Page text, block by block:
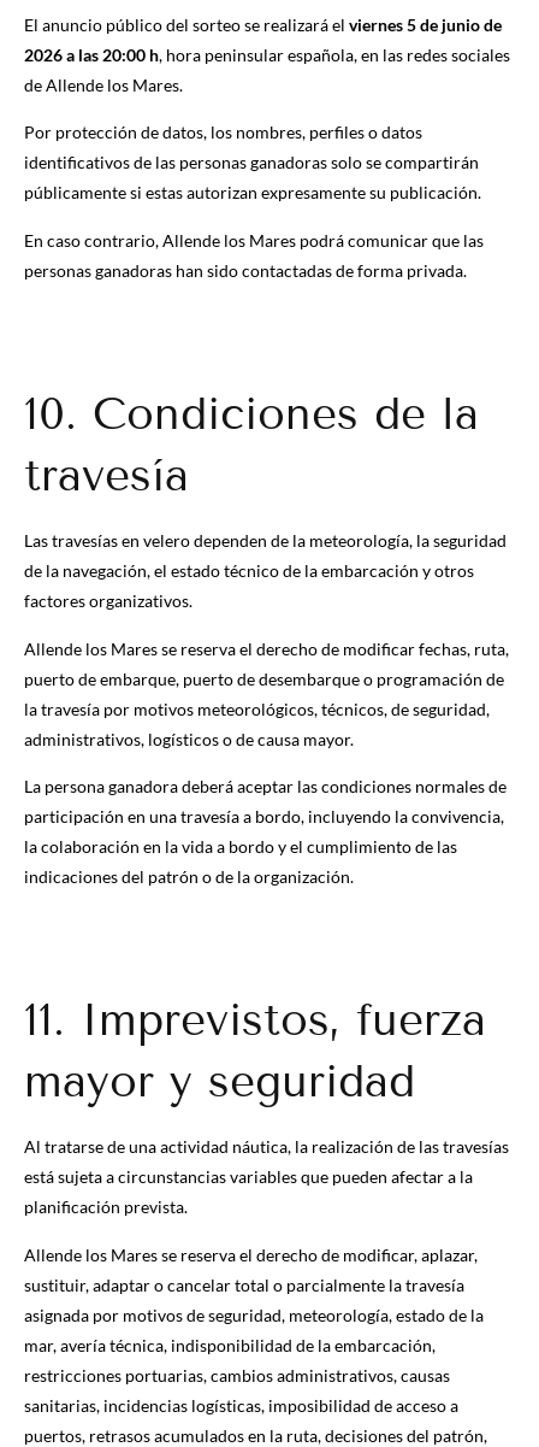
El anuncio público del sorteo se realizará el viernes 5 de junio de
2026 a las 20:00 h, hora peninsular española, en las redes sociales
de Allende los Mares.
Por protección de datos, los nombres, perfiles o datos
identificativos de las personas ganadoras solo se compartirán
públicamente si estas autorizan expresamente su publicación.
En caso contrario, Allende los Mares podrá comunicar que las
personas ganadoras han sido contactadas de forma privada.
10. Condiciones de la
travesía
Las travesías en velero dependen de la meteorología, la seguridad
de la navegación, el estado técnico de la embarcación y otros
factores organizativos.
Allende los Mares se reserva el derecho de modificar fechas, ruta,
puerto de embarque, puerto de desembarque o programación de
la travesía por motivos meteorológicos, técnicos, de seguridad,
administrativos, logísticos o de causa mayor.
La persona ganadora deberá aceptar las condiciones normales de
participación en una travesía a bordo, incluyendo la convivencia,
la colaboración en la vida a bordo y el cumplimiento de las
indicaciones del patrón o de la organización.
11. Imprevistos, fuerza
mayor y seguridad
Al tratarse de una actividad náutica, la realización de las travesías
está sujeta a circunstancias variables que pueden afectar a la
planificación prevista.
Allende los Mares se reserva el derecho de modificar, aplazar,
sustituir, adaptar o cancelar total o parcialmente la travesía
asignada por motivos de seguridad, meteorología, estado de la
mar, avería técnica, indisponibilidad de la embarcación,
restricciones portuarias, cambios administrativos, causas
sanitarias, incidencias logísticas, imposibilidad de acceso a
puertos, retrasos acumulados en la ruta, decisiones del patrón,